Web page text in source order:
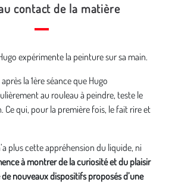
contact de la matière
expérimente la peinture sur sa main.
la 1ère séance que Hugo
au rouleau à peindre, teste le
Ce qui, pour la première fois, le fait rire et
plus cette appréhension du liquide, ni
à montrer de la curiosité et du plaisir
nouveaux dispositifs proposés d’une